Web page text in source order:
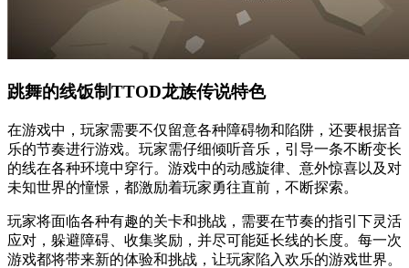
跳舞的线饭制TTOD龙族传说特色
在游戏中，玩家需要不仅留意各种障碍物和陷阱，还要根据音
乐的节奏进行游戏。玩家需仔细倾听音乐，引导一条不断变长
的线在各种环境中穿行。游戏中的动感旋律、意外惊喜以及对
未知世界的憧憬，都激励着玩家勇往直前，不断探索。
玩家将面临各种有趣的关卡和挑战，需要在节奏的指引下灵活
应对，躲避障碍、收集奖励，并尽可能延长线的长度。每一次
游戏都将带来新的体验和挑战，让玩家陷入欢乐的游戏世界。